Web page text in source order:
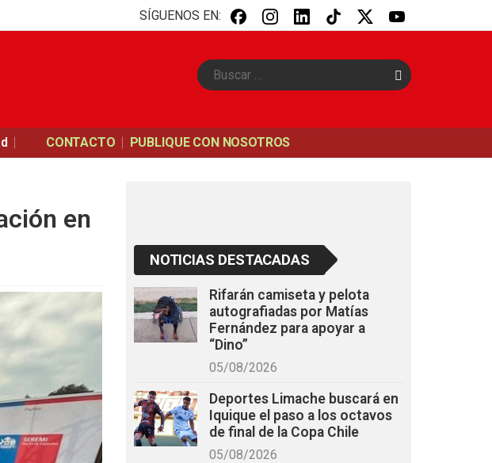
SÍGUENOS EN:
B
u
CONTACTO PUBLIQUE CON NOSOTROS
en
NOTICIAS DESTACADAS
Rifarán camiseta y pelota
autografiadas por Matías
Fernández para apoyar a
“Dino”
05/08/2026
Deportes Limache buscará en
Iquique el paso a los octavos
de final de la Copa Chile
05/08/2026